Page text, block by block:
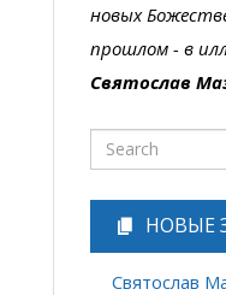
новых
прошлом - в
Святослав
НОВЫЕ
Святослав